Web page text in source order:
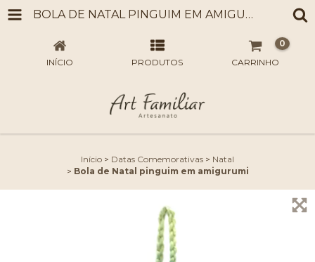
BOLA DE NATAL PINGUIM EM AMIGURUMI
INÍCIO PRODUTOS CARRINHO
0
Início > Datas Comemorativas > Natal
> Bola de Natal pinguim em amigurumi